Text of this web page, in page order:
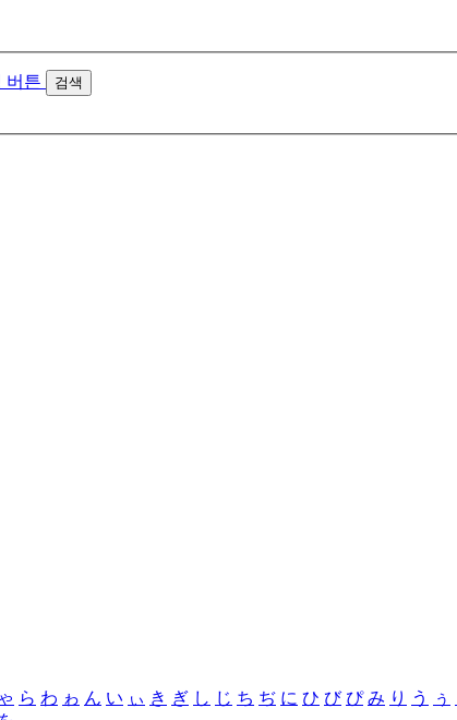
검색
ゃ ら わ ゎ ん い ぃ き ぎ し じ ち ぢ に ひ び ぴ み り う ぅ